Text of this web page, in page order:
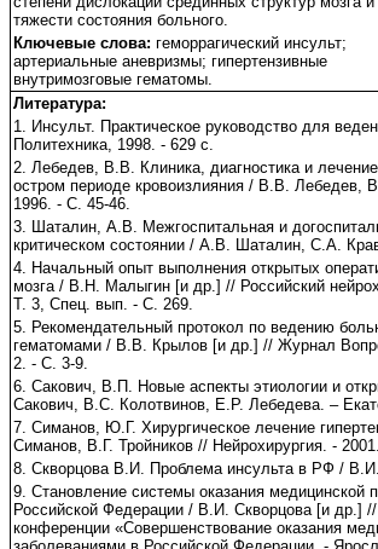
тяжести состояния больного.
Ключевые слова:геморрагический инсульт;
артериальные аневризмы; гипертензивные
внутримозговые гематомы.
Литература:
1. Инсульт. Практическое руководство для
Политехника, 1998. - 629 с.
2. Лебедев, В.В. Клиника, диагностика и
остром периоде кровоизлияния / В.В.
1996. - С. 45-46.
3. Шаталин, А.В. Межгоспитальная и
критическом состоянии / А.В. Шаталин, С.А.
4. Начальный опыт выполнения открытых
мозга / В.Н. Малыгин [и др.] // Российский
Т. 3, Спец. вып. - С. 269.
5. Рекомендательный протокол по ведению
гематомами / В.В. Крылов [и др.] // Журнал
2. - С. 3-9.
6. Сакович, В.П. Новые аспекты этиологии и
Сакович, В.С. Колотвинов, Е.Р. Лебедева. –
7. Симанов, Ю.Г. Хирургическое лечение
Симанов, В.Г. Тройников // Нейрохирургия. -
8. Скворцова В.И. Проблема инсульта в РФ /
9. Становление системы оказания
Российской Федерации / В.И. Скворцова [и др.]
конференции «Совершенствование оказания